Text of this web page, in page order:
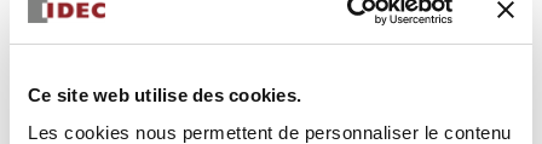
Ce site web utilise des cookies.
Les cookies nous permettent de personnaliser le contenu
Sélectionner la quantité